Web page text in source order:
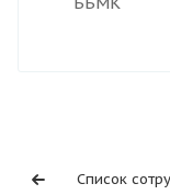
Список